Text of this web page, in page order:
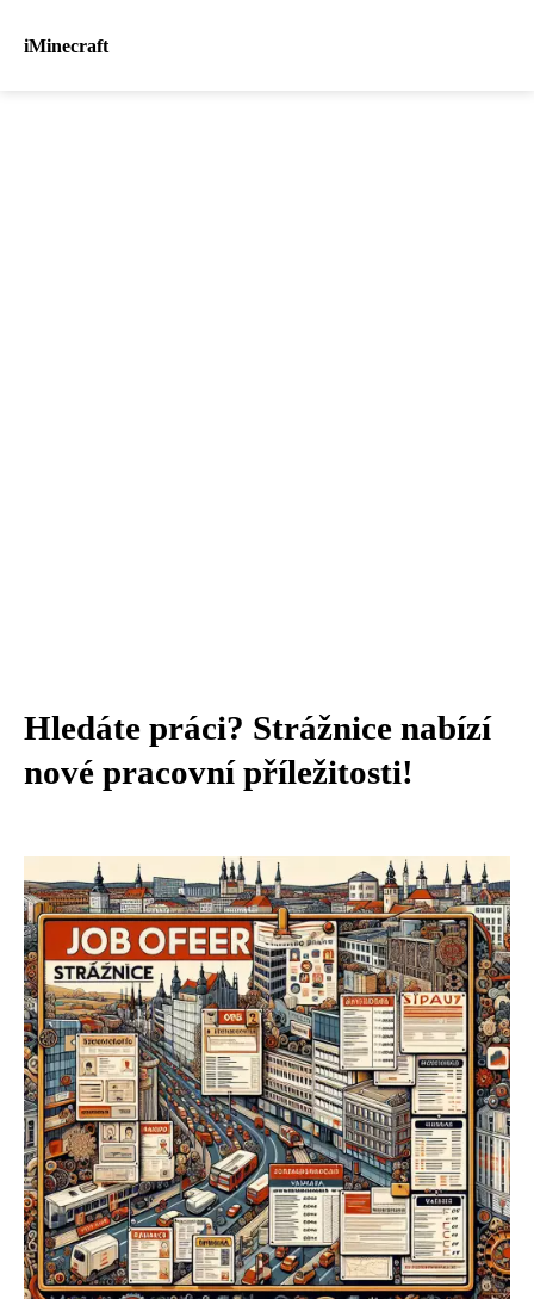
iMinecraft
Hledáte práci? Strážnice nabízí
nové pracovní příležitosti!